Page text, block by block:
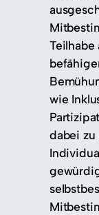
Teilhabe
wie
dabei